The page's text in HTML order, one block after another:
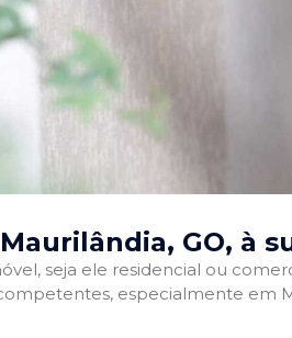
GO, à
seja ele residencial ou
especialmente em